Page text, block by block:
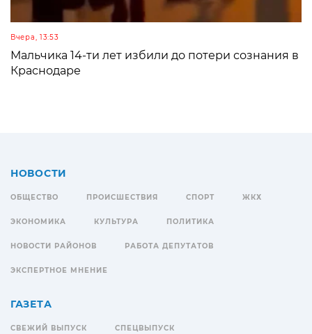
Вчера, 13:53
Мальчика 14-ти лет избили до потери сознания в
Краснодаре
НОВОСТИ
ОБЩЕСТВО ПРОИСШЕСТВИЯ СПОРТ ЖКХ
ЭКОНОМИКА КУЛЬТУРА ПОЛИТИКА
НОВОСТИ РАЙОНОВ РАБОТА ДЕПУТАТОВ
ЭКСПЕРТНОЕ МНЕНИЕ
ГАЗЕТА
СВЕЖИЙ ВЫПУСК СПЕЦВЫПУСК